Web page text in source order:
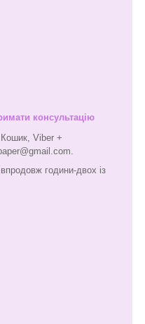
консультацію
Viber +
години-двох із